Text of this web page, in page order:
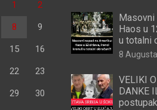
1 2
8 9
15 16
22 23
29 30
Masovni
Haos u
u totalni
8
VELIKI
DANKE